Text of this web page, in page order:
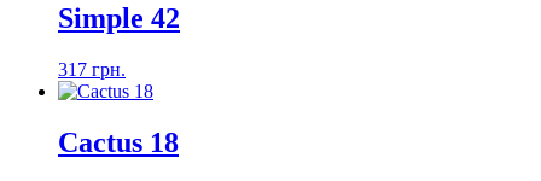
Simple 42
317 грн.
Cactus 18